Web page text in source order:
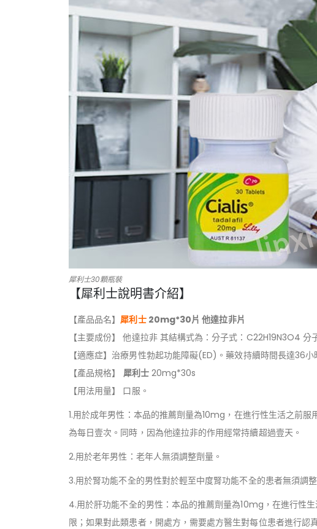
犀利士30顆瓶裝
【犀利士說明書介紹】
【產品品名】 犀利士20mg*30片 他達拉非片
【主要成份】 他達拉非 其結構式為：分子式：C22H19N3O4 分
【適應症】治療男性勃起功能障礙(ED)。藥效持續時間長達36
【產品規格】 犀利士20mg*30s
【用法用量】 口服。
1.用於成年男性：本品的推薦劑量為10mg，在進行性生活之前
為每日壹次。同時，因為他達拉非的作用經常持續超過壹天。
2.用於老年男性：老年人無須調整劑量。
3.用於腎功能不全的男性對於輕至中度腎功能不全的患者無須調
4.用於肝功能不全的男性：本品的推薦劑量為10mg，在進行性
限；如果對此類患者，開處方，需要處方醫生對每位患者進行